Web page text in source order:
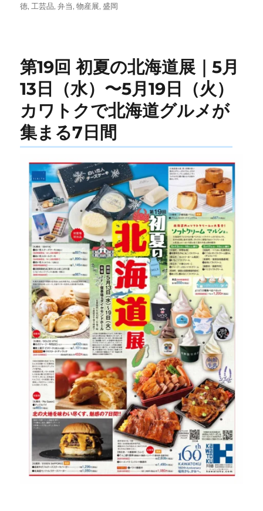
稿 テ
グ
徳,工芸品,弁当,物産展,盛岡
第19回 初夏の北海道展｜5月
13日（水）〜5月19日（火）
カワトクで北海道グルメが
集まる7日間